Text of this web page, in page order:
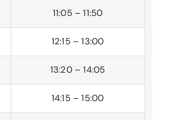
11:05 – 11:50
12:15 – 13:00
13:20 – 14:05
14:15 – 15:00